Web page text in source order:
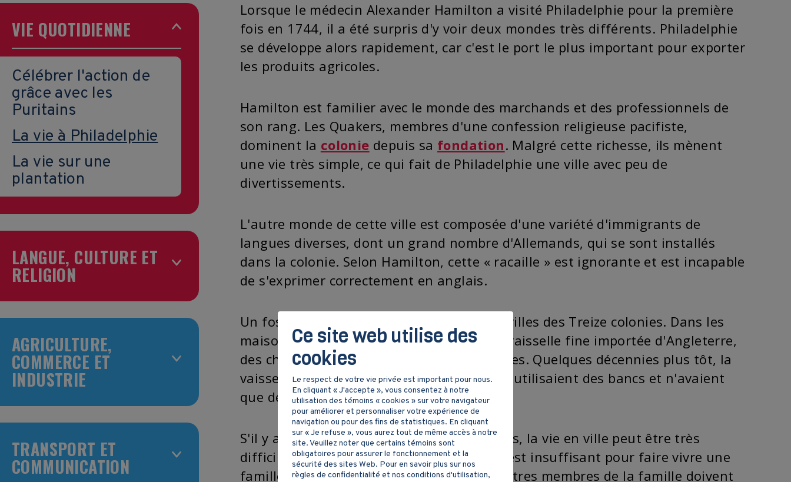
VIE QUOTIDIENNE
Célébrer l'action de
grâce avec les
Puritains
La vie à Philadelphie
La vie sur une
plantation
LANGUE, CULTURE ET
RELIGION
AGRICULTURE,
COMMERCE ET
INDUSTRIE
TRANSPORT ET
COMMUNICATION
Lorsque le médecin Alexander Hamilton a visité Philadelphie pour la première
fois en 1744, il a été surpris d'y voir deux mondes très différents. Philadelphie
se développe alors rapidement, car c'est le port le plus important pour exporter
les produits agricoles.
Hamilton est familier avec le monde des marchands et des professionnels de
son rang. Les Quakers, membres d'une confession religieuse pacifiste,
dominent la colonie depuis sa fondation. Malgré cette richesse, ils mènent
une vie très simple, ce qui fait de Philadelphie une ville avec peu de
divertissements.
L'autre monde de cette ville est composée d'une variété d'immigrants de
langues diverses, dont un grand nombre d'Allemands, qui se sont installés
dans la colonie. Selon Hamilton, cette « racaille » est ignorante et est incapable
de s'exprimer correctement en anglais.
Un fossé commence à se creuser dans les villes des Treize colonies. Dans les
maisons les plus riches, on retrouve de la vaisselle fine importée d'Angleterre,
des chaises, des couteaux et des fourchettes. Quelques décennies plus tôt, la
vaisselle était faite de terre cuite, les gens utilisaient des bancs et n'avaient
que des cuillères.
S'il y a peu de pauvreté dans les campagnes, la vie en ville peut être très
difficile. Le revenu annuel d'un journalier est insuffisant pour faire vivre une
famille. Pendant les bonnes années, les autres membres de la famille doivent
Ce site web utilise des
cookies
Le respect de votre vie privée est important pour nous.
En cliquant « J'accepte », vous consentez à notre
utilisation des témoins « cookies » sur votre navigateur
pour améliorer et personnaliser votre expérience de
navigation ou pour des fins de statistiques. En cliquant
sur « Je refuse », vous aurez tout de même accès à notre
site. Veuillez noter que certains témoins sont
obligatoires pour assurer le fonctionnement et la
sécurité des sites Web. Pour en savoir plus sur nos
règles de confidentialité et nos conditions d'utilisation,